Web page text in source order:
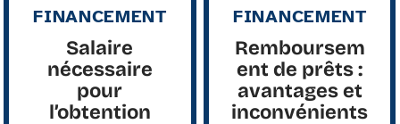
FINANCEMENT
Salaire
nécessaire
pour
l’obtention
FINANCEMENT
Remboursem
ent de prêts :
avantages et
inconvénients